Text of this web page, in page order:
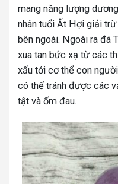
mang năng lượng
nhân tuổi Ất Hợi giải
bên ngoài. Ngoài ra đá
xua tan bức xạ từ các
xấu tới cơ thể con
có thể tránh được các
tật và ốm đau.